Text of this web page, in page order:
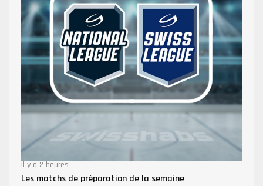
Il y a 2 heures
Les matchs de préparation de la semaine